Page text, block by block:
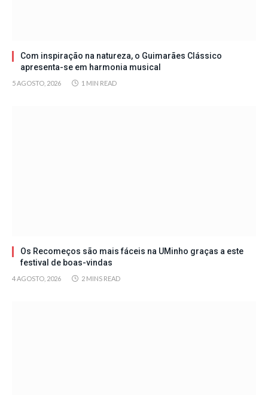
Com inspiração na natureza, o Guimarães Clássico
apresenta-se em harmonia musical
5 AGOSTO, 2026 1 MIN READ
Os Recomeços são mais fáceis na UMinho graças a este
festival de boas-vindas
4 AGOSTO, 2026 2 MINS READ